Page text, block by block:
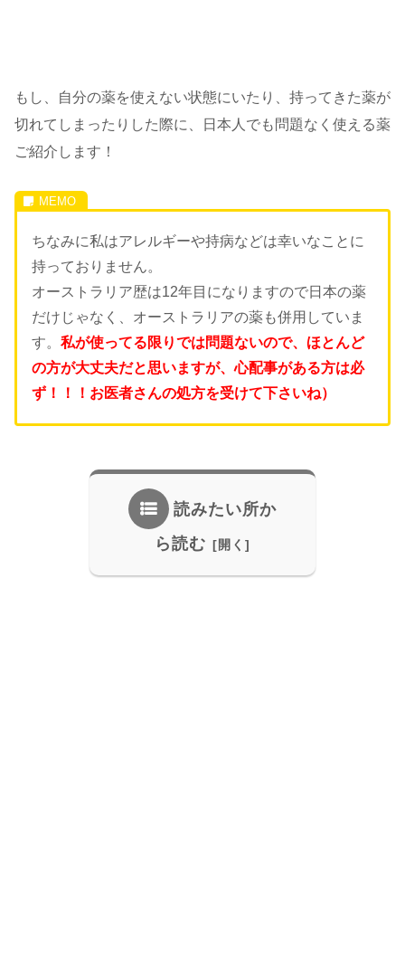
もし、自分の薬を使えない状態にいたり、持ってきた薬が
切れてしまったりした際に、日本人でも問題なく使える薬
ご紹介します！
ちなみに私はアレルギーや持病などは幸いなことに
持っておりません。
オーストラリア歴は12年目になりますので日本の薬
だけじゃなく、オーストラリアの薬も併用していま
す。 私が使ってる限りでは問題ないので、ほとんど
の方が大丈夫だと思いますが、心配事がある方は必
ず！！！お医者さんの処方を受けて下さいね）
読みたい所か
ら読む